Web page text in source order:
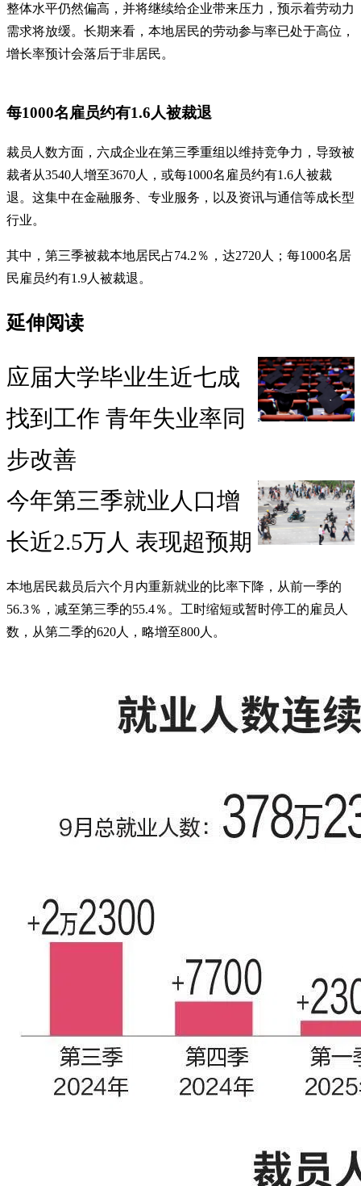
整体水平仍然偏高，并将继续给企业带来压力，预示着劳动力
需求将放缓。长期来看，本地居民的劳动参与率已处于高位，
增长率预计会落后于非居民。
每1000名雇员约有1.6人被裁退
裁员人数方面，六成企业在第三季重组以维持竞争力，导致被
裁者从3540人增至3670人，或每1000名雇员约有1.6人被裁
退。这集中在金融服务、专业服务，以及资讯与通信等成长型
行业。
其中，第三季被裁本地居民占74.2％，达2720人；每1000名居
民雇员约有1.9人被裁退。
延伸阅读
应届大学毕业生近七成
找到工作 青年失业率同
步改善
今年第三季就业人口增
长近2.5万人 表现超预期
本地居民裁员后六个月内重新就业的比率下降，从前一季的
56.3％，减至第三季的55.4％。工时缩短或暂时停工的雇员人
数，从第二季的620人，略增至800人。